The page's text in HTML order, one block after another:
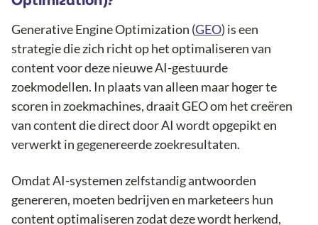
Generative Engine Optimization (GEO) is een
strategie die zich richt op het optimaliseren van
content voor deze nieuwe AI-gestuurde
zoekmodellen. In plaats van alleen maar hoger te
scoren in zoekmachines, draait GEO om het creëren
van content die direct door AI wordt opgepikt en
verwerkt in gegenereerde zoekresultaten.
Omdat AI-systemen zelfstandig antwoorden
genereren, moeten bedrijven en marketeers hun
content optimaliseren zodat deze wordt herkend,